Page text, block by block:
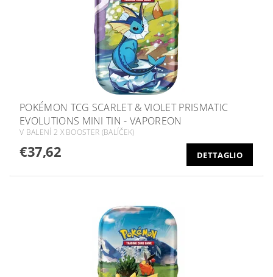
POKÉMON TCG SCARLET & VIOLET PRISMATIC
EVOLUTIONS MINI TIN - VAPOREON
V BALENÍ 2 X BOOSTER (BALÍČEK)
€37,62 DETTAGLIO